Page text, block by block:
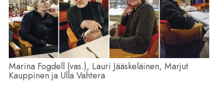
Marina Fogdell (vas.), Lauri Jääskeläinen, Marjut
Kauppinen ja Ulla Vahtera